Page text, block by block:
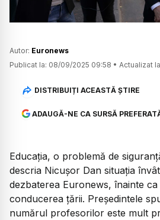
Autor: Euronews
Publicat la: 08/09/2025 09:58 • Actualizat
DISTRIBUIȚI ACEASTĂ ȘTIRE
ADAUGĂ-NE CA SURSĂ
Educația, o problemă de
descria Nicușor Dan situația
dezbaterea Euronews, înainte
conducerea țării. Președintele
numărul profesorilor este mult